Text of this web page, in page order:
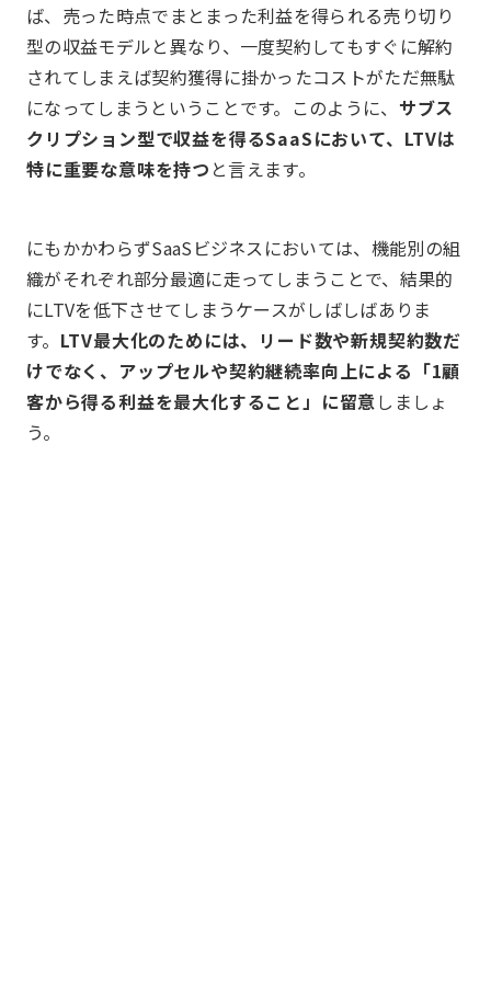
ば、売った時点でまとまった利益を得られる売り切り
型の収益モデルと異なり、一度契約してもすぐに解約
されてしまえば契約獲得に掛かったコストがただ無駄
になってしまうということです。このように、 サブス
クリプション型で収益を得るSaaSにおいて、LTVは
特に重要な意味を持つ と言えます。
にもかかわらずSaaSビジネスにおいては、機能別の組
織がそれぞれ部分最適に走ってしまうことで、結果的
にLTVを低下させてしまうケースがしばしばありま
す。 LTV最大化のためには、リード数や新規契約数だ
けでなく、アップセルや契約継続率向上による「1顧
客から得る利益を最大化すること」に留意しましょ
う。